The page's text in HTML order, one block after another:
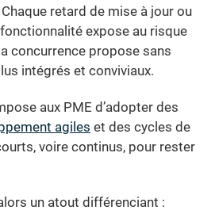
retard de mise à jour ou
expose au risque
concurrence propose sans
intégrés et conviviaux.
aux PME d’adopter des
agiles et des cycles de
voire continus, pour rester
un atout différenciant :